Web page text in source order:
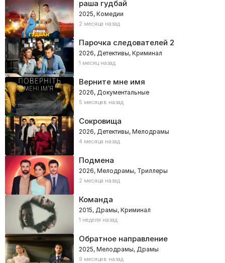
раша гудбай
2025, Комедии
2 месяца назад
Парочка следователей 2
2026, Детективы, Криминал
1 месяц назад
Верните мне имя
2026, Документальные
5 месяцев назад
Сокровища
2026, Детективы, Мелодрамы
4 месяца назад
Подмена
2026, Мелодрамы, Триллеры
2 месяца назад
Команда
2015, Драмы, Криминал
1 неделя назад
Обратное направление
2025, Мелодрамы, Драмы
9 месяцев назад